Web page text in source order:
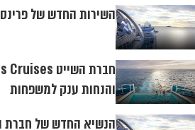
השירות החדש של
והנחות ענק למשפחות
הנשיא החדש של חברת